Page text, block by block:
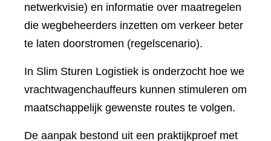
netwerkvisie) en informatie over maatregelen
die wegbeheerders inzetten om verkeer beter
te laten doorstromen (regelscenario).
In Slim Sturen Logistiek is onderzocht hoe we
vrachtwagenchauffeurs kunnen stimuleren om
maatschappelijk gewenste routes te volgen.
De aanpak bestond uit een praktijkproef met